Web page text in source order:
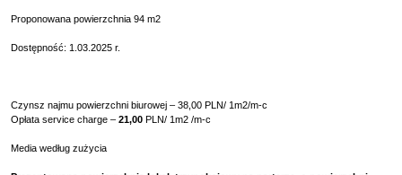
Proponowana powierzchnia 94 m2
Dostępność: 1.03.2025 r.
Czynsz najmu powierzchni biurowej – 38 ,00 PLN/ 1m2/m-c
Opłata service charge – 21,00 PLN/ 1m2 /m-c
Media według zużycia